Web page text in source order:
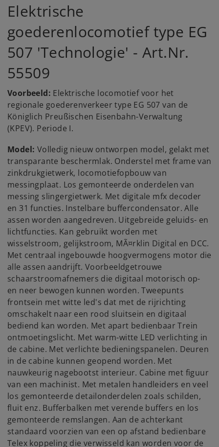
Elektrische
goederenlocomotief type EG
507 'Technologie' - Art.Nr.
55509
Voorbeeld: Elektrische locomotief voor het
regionale goederenverkeer type EG 507 van de
Königlich Preußischen Eisenbahn-Verwaltung
(KPEV). Periode I.
Model: Volledig nieuw ontworpen model, gelakt met
transparante beschermlak. Onderstel met frame van
zinkdrukgietwerk, locomotiefopbouw van
messingplaat. Los gemonteerde onderdelen van
messing slingergietwerk. Met digitale mfx decoder
en 31 functies. Instelbare buffercondensator. Alle
assen worden aangedreven. Uitgebreide geluids- en
lichtfuncties. Kan gebruikt worden met
wisselstroom, gelijkstroom, MÃ¤rklin Digital en DCC.
Met centraal ingebouwde hoogvermogens motor die
alle assen aandrijft. Voorbeeldgetrouwe
schaarstroomafnemers die digitaal motorisch op-
en neer bewogen kunnen worden. Tweepunts
frontsein met witte led's dat met de rijrichting
omschakelt naar een rood sluitsein en digitaal
bediend kan worden. Met apart bedienbaar Trein
ontmoetingslicht. Met warm-witte LED verlichting in
de cabine. Met verlichte bedieningspanelen. Deuren
in de cabine kunnen geopend worden. Met
nauwkeurig nagebootst interieur. Cabine met figuur
van een machinist. Met metalen handleiders en veel
los gemonteerde detailonderdelen zoals schilden,
fluit enz. Bufferbalken met verende buffers en los
gemonteerde remslangen. Aan de achterkant
standaard voorzien van een op afstand bedienbare
Telex koppeling die verwisseld kan worden voor de